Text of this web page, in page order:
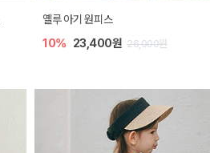
옐루 아기 원피스
10% 23,400원 26,000원